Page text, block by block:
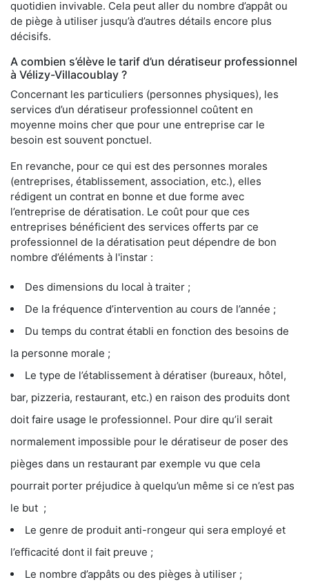
quotidien invivable. Cela peut aller du nombre d’appât ou
de piège à utiliser jusqu’à d’autres détails encore plus
décisifs.
A combien s’élève le tarif d’un dératiseur professionnel
à Vélizy-Villacoublay ?
Concernant les particuliers (personnes physiques), les
services d’un dératiseur professionnel coûtent en
moyenne moins cher que pour une entreprise car le
besoin est souvent ponctuel.
En revanche, pour ce qui est des personnes morales
(entreprises, établissement, association, etc.), elles
rédigent un contrat en bonne et due forme avec
l’entreprise de dératisation. Le coût pour que ces
entreprises bénéficient des services offerts par ce
professionnel de la dératisation peut dépendre de bon
nombre d’éléments à l'instar :
Des dimensions du local à traiter ;
De la fréquence d’intervention au cours de l’année ;
Du temps du contrat établi en fonction des besoins de
la personne morale ;
Le type de l’établissement à dératiser (bureaux, hôtel,
bar, pizzeria, restaurant, etc.) en raison des produits dont
doit faire usage le professionnel. Pour dire qu’il serait
normalement impossible pour le dératiseur de poser des
pièges dans un restaurant par exemple vu que cela
pourrait porter préjudice à quelqu’un même si ce n’est pas
le but ;
Le genre de produit anti-rongeur qui sera employé et
l’efficacité dont il fait preuve ;
Le nombre d’appâts ou des pièges à utiliser ;